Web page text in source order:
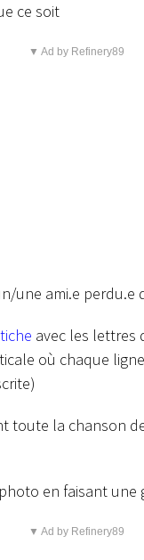
ce soit
▼ Ad by Refinery89
une ami.e perdu.e
avec les lettres
où chaque
toute la chanson
en faisant une
▼ Ad by Refinery89